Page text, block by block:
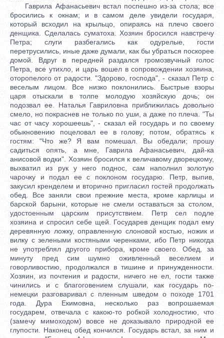
Гаврила Афанасьевич встал поспешно из-за стола; все
бросились к окнам; и в самом деле увидели государя,
который всходил на крыльцо, опираясь на плечо своего
денщика. Сделалась суматоха. Хозяин бросился навстречу
Петра; слуги разбегались как одурелые, гости
перетрусились, иные даже думали, как бы убраться поскорее
домой. Вдруг в передней раздался громозвучный голос
Петра, все утихло, и царь вошел в сопровождении хозяина,
оторопелого от радости. "Здорово, господа", - сказал Петр с
веселым лицом. Все низко поклонились. Быстрые взоры
царя отыскали в толпе молодую хозяйскую дочь; он
подозвал ее. Наталья Гавриловна приближилась довольно
смело, но покраснев не только по уши, а даже по плеча. "Ты
час от часу хорошеешь", - сказал ей государь и по своему
обыкновению поцеловал ее в голову; потом, обратясь к
гостям: "Что же? Я вам помешал. Вы обедали; прошу
садиться опять, а мне, Гаврила Афанасьевич, дай-ка
анисовой водки". Хозяин бросился к величавому дворецкому,
выхватил из рук у него поднос, сам наполнил золотую
чарочку и подал ее с поклоном государю. Петр, выпив,
закусил кренделем и вторично пригласил гостей продолжать
обед. Все заняли свои прежние места, кроме карлицы и
барской барыни, которые не смели оставаться за столом,
удостоенным царским присутствием. Петр сел подле
хозяина и спросил себе щей. Государев денщик подал ему
деревянную ложку, оправленную слоновой костью, ножик и
вилку с зелеными костяными черенками, ибо Петр никогда
не употреблял другого прибора, кроме своего. Обед, за
минуту пред сим шумно оживленный веселием и
говорливостию, продолжался в тишине и принужденности.
Хозяин, из почтения и радости, ничего не ел, гости также
чинились и с благоговением слушали, как государь по-
немецки разговаривал с пленным шведом о походе 1701
года. Дура Екимовна, несколько раз вопрошаемая
государем, отвечала с какою-то робкой холодностию, что
(замечу мимоходом) вовсе не доказывало природной ее
глупости. Наконец обед кончился. Государь встал, за ним и